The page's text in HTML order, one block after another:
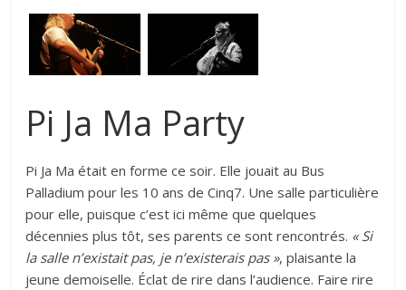
Pi Ja Ma Party
Pi Ja Ma était en forme ce soir. Elle jouait au Bus
Palladium pour les 10 ans de Cinq7. Une salle particulière
pour elle, puisque c’est ici même que quelques
décennies plus tôt, ses parents ce sont rencontrés. « Si
la salle n’existait pas, je n’existerais pas », plaisante la
jeune demoiselle. Éclat de rire dans l’audience. Faire rire